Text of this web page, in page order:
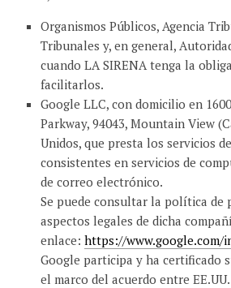
Organismos Públicos, Agencia
Tribunales y, en general,
cuando LA SIRENA tenga la
facilitarlos.
Google LLC, con domicilio en
Parkway, 94043, Mountain View
Unidos, que presta los servicios
consistentes en servicios de
de correo electrónico.
Se puede consultar la política de
aspectos legales de dicha
enlace: https://
Google participa y ha certificado
el marco del acuerdo entre